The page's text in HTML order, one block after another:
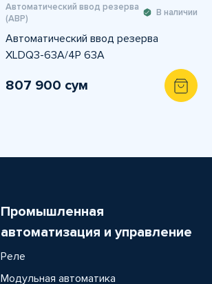
Автоматический ввод резерва
(АВР)
В наличии
Автоматический ввод резерва
XLDQ3-63A/4Р 63А
807 900 сум
Промышленная
автоматизация и управление
Реле
Модульная автоматика